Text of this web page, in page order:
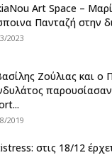
Art Space –
Πανταζή στην
2023
Ζούλιας και ο
2019
στις 18/12